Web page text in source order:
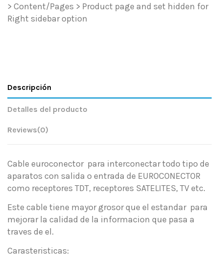
> Content/Pages > Product page and set hidden for
Right sidebar option
Descripción
Detalles del producto
Reviews(0)
Cable euroconector para interconectar todo tipo de
aparatos con salida o entrada de EUROCONECTOR
como receptores TDT, receptores SATELITES, TV etc.
Este cable tiene mayor grosor que el estandar para
mejorar la calidad de la informacion que pasa a
traves de el.
Carasteristicas: